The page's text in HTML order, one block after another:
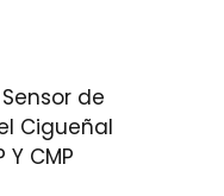
de
Cigueñal
Y CMP